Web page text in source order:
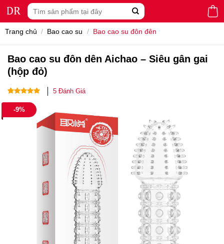
Tìm
kiếm:
Trang chủ / Bao cao su / Bao cao su đôn đên
Bao cao su đôn dên Aichao – Siêu gân gai
(hộp đỏ)
4.80trên 5
dựa trên
5
đánh giá
5Đánh Giá
-9%